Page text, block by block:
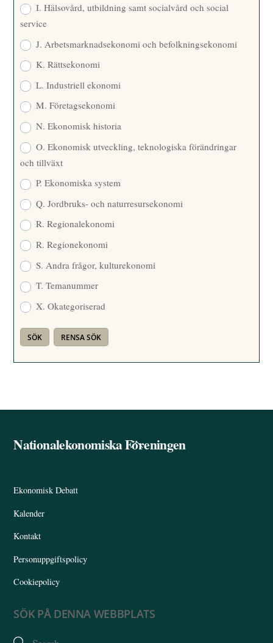
I. Hälsovård, utbildning samt socialvård och social
service
J. Arbetsmarknadsekonomi och befolkningsekonomi
K. Rättsekonomi
L. Industriell ekonomi
M. Företagsekonomi
N. Ekonomisk historia
O. Ekonomisk utveckling, teknologiska förändringar
och tillväxt
P. Ekonomiska system
Q. Jordbruks- och naturresursekonomi
R. Regionalekonomi
R. Regionekonomi
S. Andra frågor, kulturekonomi
T. Temanummer
X. Okategoriserad
Back
Nationalekonomiska Föreningen
Ekonomisk Debatt
Kalender
Kontakt
Personuppgiftspolicy
Cookiepolicy
SÖK PÅ DENNA WEBBPLATS